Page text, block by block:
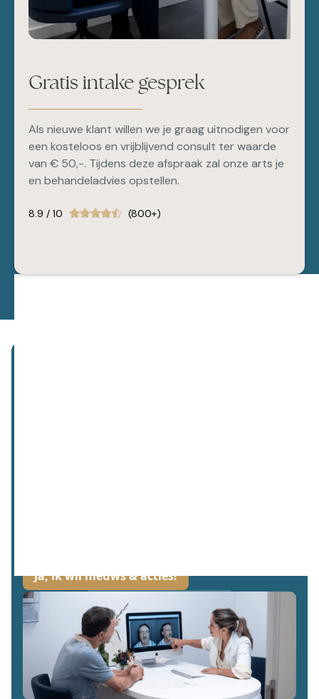
Gratis intake gesprek
Als nieuwe klant willen we je graag uitnodigen voor
een kosteloos en vrijblijvend consult ter waarde
van € 50,-. Tijdens deze afspraak zal onze arts je
en behandeladvies opstellen.
8.9 / 10 (800+)